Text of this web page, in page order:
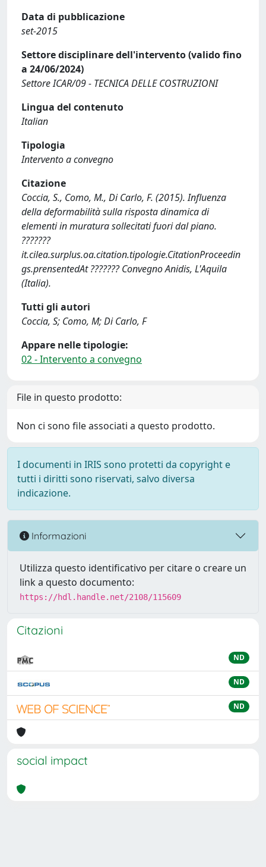
Data di pubblicazione
set-2015
Settore disciplinare dell'intervento (valido fino
a 24/06/2024)
Settore ICAR/09 - TECNICA DELLE COSTRUZIONI
Lingua del contenuto
Italian
Tipologia
Intervento a convegno
Citazione
Coccia, S., Como, M., Di Carlo, F. (2015). Influenza
della deformabilità sulla risposta dinamica di
elementi in muratura sollecitati fuori dal piano.
???????
it.cilea.surplus.oa.citation.tipologie.CitationProceedin
gs.prensentedAt ??????? Convegno Anidis, L'Aquila
(Italia).
Tutti gli autori
Coccia, S; Como, M; Di Carlo, F
Appare nelle tipologie:
02 - Intervento a convegno
File in questo prodotto:
Non ci sono file associati a questo prodotto.
I documenti in IRIS sono protetti da copyright e
tutti i diritti sono riservati, salvo diversa
indicazione.
Informazioni
Utilizza questo identificativo per citare o creare un
link a questo documento:
https://hdl.handle.net/2108/115609
Citazioni
ND
ND
ND
social impact